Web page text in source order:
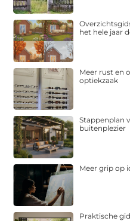
het hele jaar
Meer rust en
optiekzaak
Stappenplan
buitenplezier
Meer grip op
Praktische